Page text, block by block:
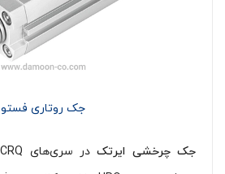
جک روتاری فستو
جک چرخشی ایرتک